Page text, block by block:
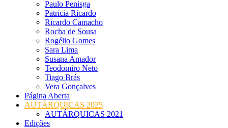
Paulo Penisga
Patricia Ricardo
Ricardo Camacho
Rocha de Sousa
Rogélio Gomes
Sara Lima
Susana Amador
Teodomiro Neto
Tiago Brás
Vera Gonçalves
Página Aberta
AUTÁRQUICAS 2025
AUTÁRQUICAS 2021
Edições